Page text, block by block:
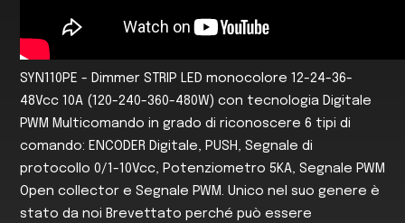
SYN110PE - Dimmer STRIP LED monocolore 12-24-36-
48Vcc 10A (120-240-360-480W) con tecnologia Digitale
PWM Multicomando in grado di riconoscere 6 tipi di
comando: ENCODER Digitale, PUSH, Segnale di
protocollo 0/1-10Vcc, Potenziometro 5KA, Segnale PWM
Open collector e Segnale PWM. Unico nel suo genere è
stato da noi Brevettato perché può essere